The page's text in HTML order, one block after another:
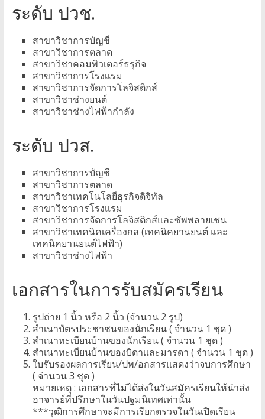
ระดับ ปวช.
สาขาวิชาการบัญชี
สาขาวิชาการตลาด
สาขาวิชาคอมพิวเตอร์ธรุกิจ
สาขาวิชาการโรงเเรม
สาขาวิชาการจัดการโลจิสติกส์
สาขาวิชาช่างยนต์
สาขาวิชาช่างไฟฟ้ากำลัง
ระดับ ปวส.
สาขาวิชาการบัญชี
สาขาวิชาการตลาด
สาขาวิชาเทคโนโลยีธุรกิจดิจิทัล
สาขาวิชาการโรงเเรม
สาขาวิชาการจัดการโลจิสติกส์และซัพพลายเชน
สาขาวิชาเทคนิคเครื่องกล (เทคนิคยานยนต์ และ
เทคนิคยานยนต์ไฟฟ้า)
สาขาวิชาช่างไฟฟ้า
เอกสารในการรับสมัครเรียน
รูปถ่าย 1 นิ้ว หรือ 2 นิ้ว (จำนวน 2 รูป)
สำเนาบัตรประชาชนของนักเรียน ( จำนวน 1 ชุด )
สำเนาทะเบียนบ้านของนักเรียน ( จำนวน 1 ชุด )
สำเนาทะเบียนบ้านของบิดาเเละมารดา ( จำนวน 1 ชุด )
ใบรับรองผลการเรียน/ปพ/อกสารแสดงว่าจบการศึกษา
( จำนวน 3 ชุด )
หมายเหตุ : เอกสารที่ไม่ได้ส่งในวันสมัครเรียนให้นำส่ง
อาจารย์ที่ปรึกษาในวันปฐมนิเทศเท่านั้น
***วุฒิการศึกษาจะมีการเรียกตรวจในวันเปิดเรียน